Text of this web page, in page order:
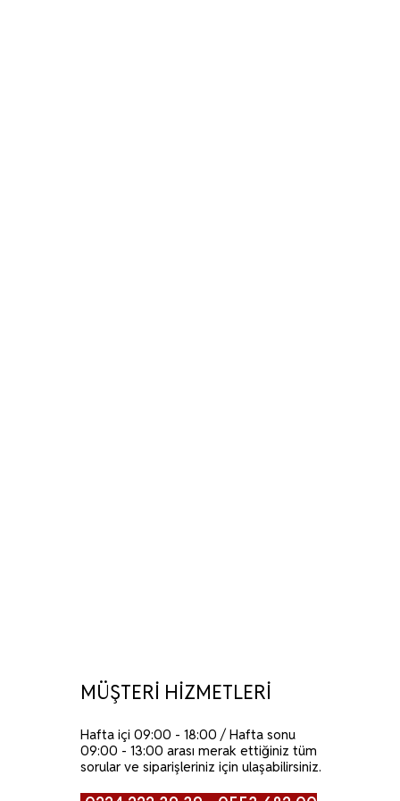
MÜŞTERİ HİZMETLERİ
Hafta içi 09:00 - 18:00 / Hafta sonu
09:00 - 13:00 arası merak ettiğiniz tüm
sorular ve siparişleriniz için ulaşabilirsiniz.